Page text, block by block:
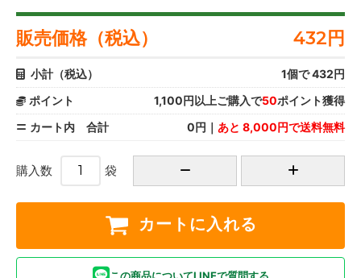
販売価格（税込） 432円
小計（税込） 1個で432円
ポイント
1,100円以上ご購入で50ポイント獲得
カート内 合計
0円｜ あと 8,000円で送料無料
購入数 袋
カートに入れる
この商品についてLINEで質問する